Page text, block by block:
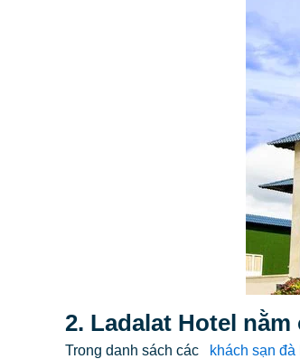
2. Ladalat Hotel
Trong danh sách các khách sạn đà